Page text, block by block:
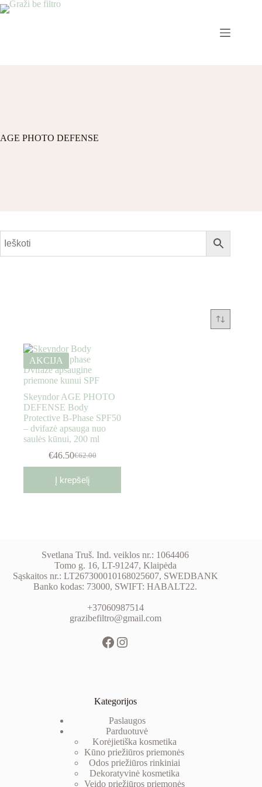
AGE PHOTO DEFENSE
AKCIJA
Skeyndor AGE PHOTO
DEFENSE Body
Protective B-Phase SPF50
– dvifazė apsauga nuo
saulės kūnui, 200 ml
€62.00
€46.50
Į krepšelį
Svetlana Truš. Ind. veiklos nr.: 1064406
Tomo g. 16, LT-91247, Klaipėda
Sąskaitos nr.: LT267300010168025607, SWEDBANK
Banko kodas: 73000, SWIFT: HABALT22.
+37060987514
grazibefiltro@gmail.com
Kategorijos
Paslaugos
Parduotuvė
Korėjietiška kosmetika
Kūno priežiūros priemonės
Odos priežiūros rinkiniai
Dekoratyvinė kosmetika
Veido priežiūros priemonės